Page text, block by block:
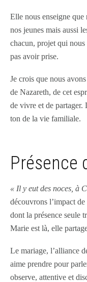
Elle nous enseigne que
nos jeunes mais aussi
chacun, projet qui nous
pas avoir prise.
Je crois que nous
de Nazareth, de cet
de vivre et de partager.
ton de la vie familiale.
Présence
« Il y eut des noces, à
découvrons l’impact
dont la présence seule
Marie est là, elle
Le mariage, l’alliance
aime prendre pour
observe, attentive et